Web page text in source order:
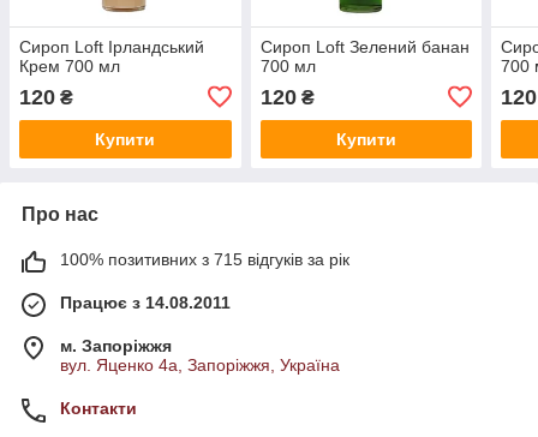
Сироп Loft Ірландський
Крем 700 мл
120 ₴
Купити
Сироп Loft Зелений банан
700 мл
120₴
Купити
700
120
Про нас
100% позитивних з 715 відгуків за рік
Працює з 14.08.2011
м. Запоріжжя
вул. Яценко 4а, Запоріжжя, Україна
Контакти